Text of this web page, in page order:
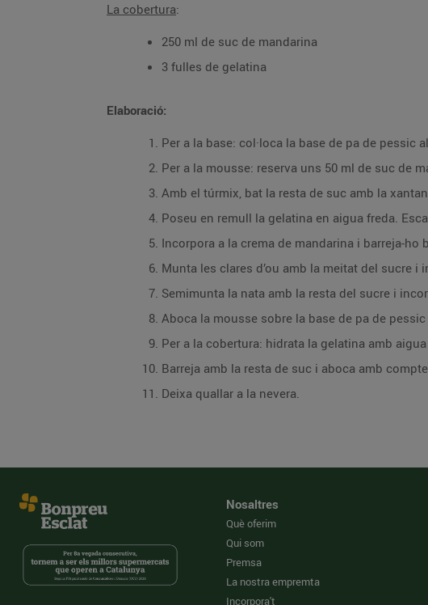
La cobertura:
250 ml de suc de mandarina
3 fulles de gelatina
Elaboració:
Per a la base: col·loca la base de pa de pessic
Per a la mousse: reserva uns 50 ml de suc de
Amb el túrmix, bat la resta de suc amb la
Poseu en remull la gelatina en aigua freda.
Incorpora a la crema de mandarina i barreja-ho
Munta les clares d’ou amb la meitat del sucre
Semimunta la nata amb la resta del sucre i
Aboca la mousse sobre la base de pa de
Per a la cobertura: hidrata la gelatina amb
Barreja amb la resta de suc i aboca amb
Deixa quallar a la nevera.
Nosaltres
Què oferim
Qui som
Premsa
La nostra empremta
Incorpora't